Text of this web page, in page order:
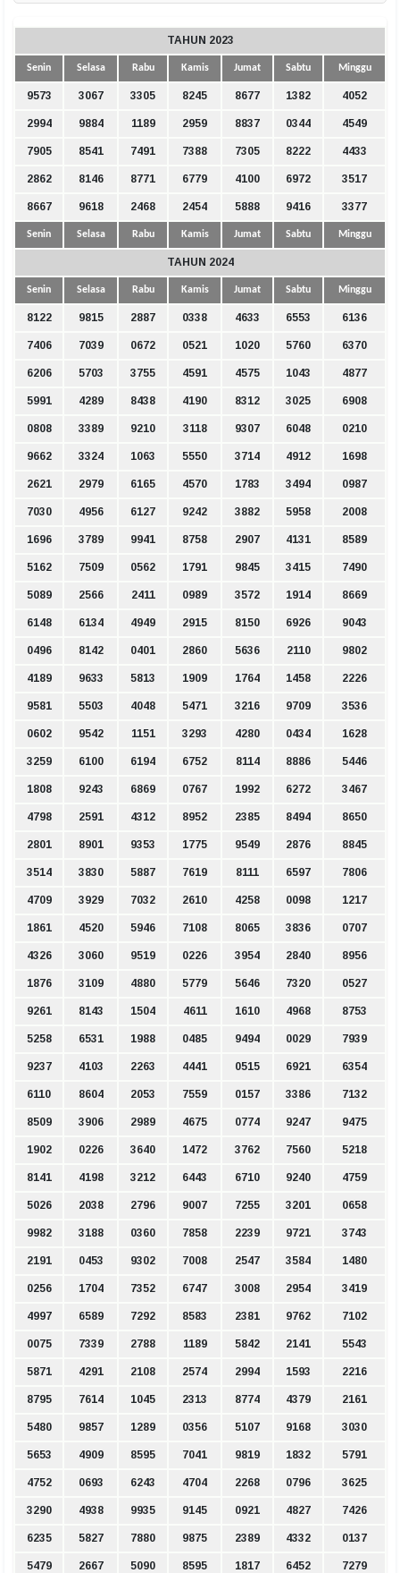
TAHUN 2023
Senin Selasa Rabu Kamis Jumat Sabtu Minggu
9573 3067 3305 8245 8677 1382 4052
2994 9884 1189 2959 8837 0344 4549
7905 8541 7491 7388 7305 8222 4433
2862 8146 8771 6779 4100 6972 3517
8667 9618 2468 2454 5888 9416 3377
Senin Selasa Rabu Kamis Jumat Sabtu Minggu
TAHUN 2024
Senin Selasa Rabu Kamis Jumat Sabtu Minggu
8122 9815 2887 0338 4633 6553 6136
7406 7039 0672 0521 1020 5760 6370
6206 5703 3755 4591 4575 1043 4877
5991 4289 8438 4190 8312 3025 6908
0808 3389 9210 3118 9307 6048 0210
9662 3324 1063 5550 3714 4912 1698
2621 2979 6165 4570 1783 3494 0987
7030 4956 6127 9242 3882 5958 2008
1696 3789 9941 8758 2907 4131 8589
5162 7509 0562 1791 9845 3415 7490
5089 2566 2411 0989 3572 1914 8669
6148 6134 4949 2915 8150 6926 9043
0496 8142 0401 2860 5636 2110 9802
4189 9633 5813 1909 1764 1458 2226
9581 5503 4048 5471 3216 9709 3536
0602 9542 1151 3293 4280 0434 1628
3259 6100 6194 6752 8114 8886 5446
1808 9243 6869 0767 1992 6272 3467
4798 2591 4312 8952 2385 8494 8650
2801 8901 9353 1775 9549 2876 8845
3514 3830 5887 7619 8111 6597 7806
4709 3929 7032 2610 4258 0098 1217
1861 4520 5946 7108 8065 3836 0707
4326 3060 9519 0226 3954 2840 8956
1876 3109 4880 5779 5646 7320 0527
9261 8143 1504 4611 1610 4968 8753
5258 6531 1988 0485 9494 0029 7939
9237 4103 2263 4441 0515 6921 6354
6110 8604 2053 7559 0157 3386 7132
8509 3906 2989 4675 0774 9247 9475
1902 0226 3640 1472 3762 7560 5218
8141 4198 3212 6443 6710 9240 4759
5026 2038 2796 9007 7255 3201 0658
9982 3188 0360 7858 2239 9721 3743
2191 0453 9302 7008 2547 3584 1480
0256 1704 7352 6747 3008 2954 3419
4997 6589 7292 8583 2381 9762 7102
0075 7339 2788 1189 5842 2141 5543
5871 4291 2108 2574 2994 1593 2216
8795 7614 1045 2313 8774 4379 2161
5480 9857 1289 0356 5107 9168 3030
5653 4909 8595 7041 9819 1832 5791
4752 0693 6243 4704 2268 0796 3625
3290 4938 9935 9145 0921 4827 7426
6235 5827 7880 9875 2389 4332 0137
5479 2667 5090 8595 1817 6452 7279